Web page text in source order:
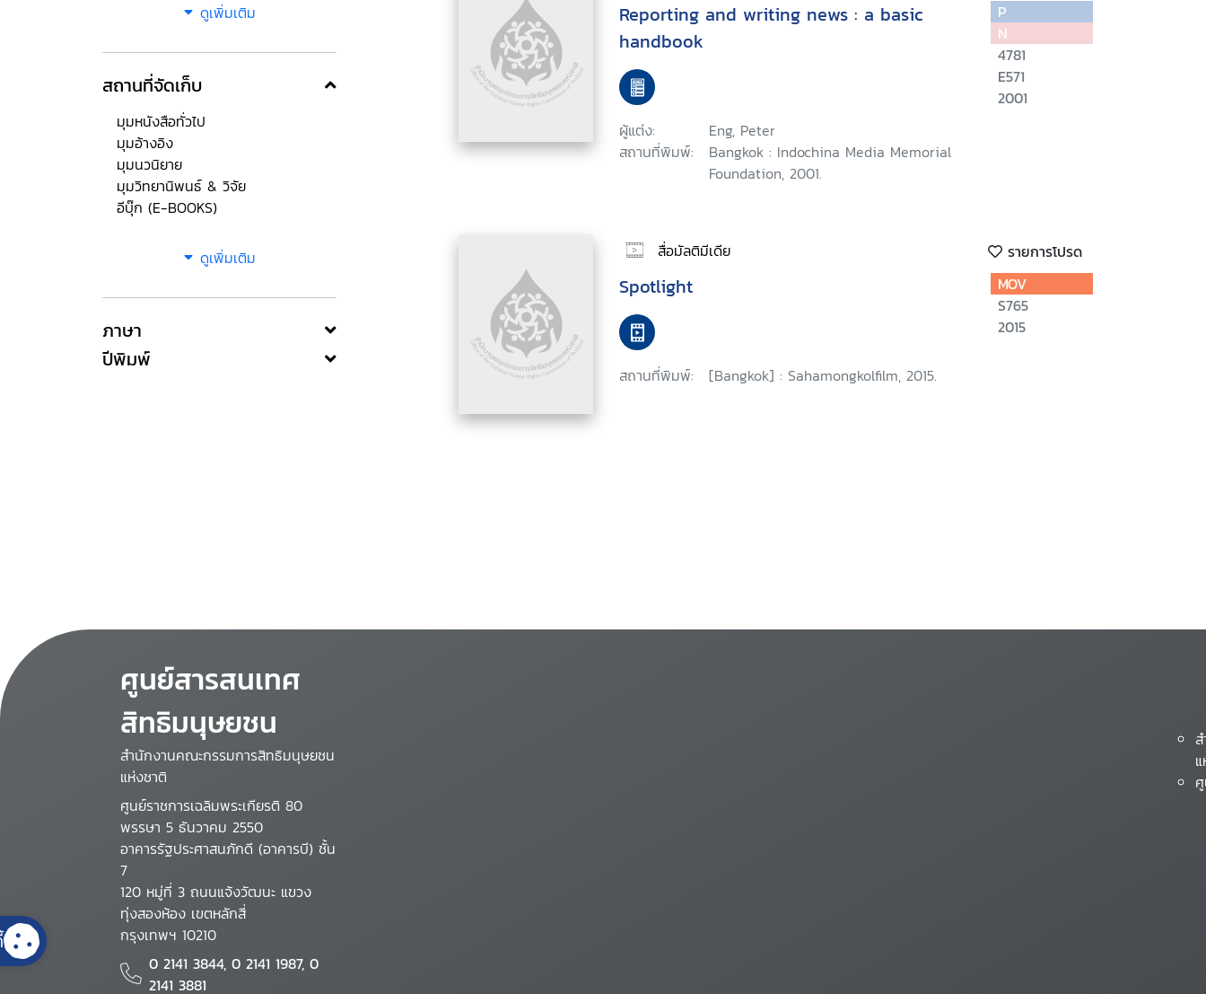
ดูเพิ่มเติม
สถานที่จัดเก็บ
มุมหนังสือทั่วไป
มุมอ้างอิง
มุมนวนิยาย
มุมวิทยานิพนธ์ & วิจัย
อีบุ๊ก (E-BOOKS)
ดูเพิ่มเติม
ภาษา
ปีพิมพ์
Reporting and writing news : a basic
handbook
ผู้แต่ง:
Eng, Peter
สถานที่พิมพ์:
Bangkok : Indochina Media Memorial
Foundation, 2001.
P
N
4781
E571
2001
สื่อมัลติมีเดีย รายการโปรด
Spotlight
สถานที่พิมพ์: [Bangkok] : Sahamongkolfilm, 2015.
MOV
S765
2015
ศูนย์สารสนเทศ
สิทธิมนุษยชน
สำนักงานคณะกรรมการสิทธิมนุษยชน
แห่งชาติ
ศูนย์ราชการเฉลิมพระเกียรติ 80
พรรษา 5 ธันวาคม 2550
อาคารรัฐประศาสนภักดี (อาคารบี) ชั้น
7
120 หมู่ที่ 3 ถนนแจ้งวัฒนะ แขวง
ทุ่งสองห้อง เขตหลักสี่
กรุงเทพฯ 10210
0 2141 3844, 0 2141 1987, 0
2141 3881